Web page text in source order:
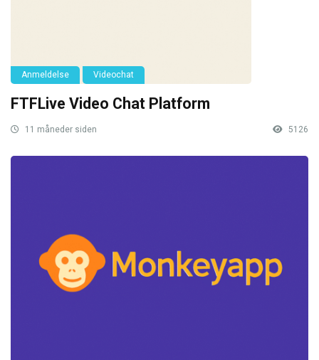
Anmeldelse Videochat
FTFLive Video Chat Platform
11 måneder siden 5126